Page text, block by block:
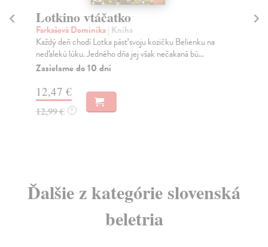
Lotkino vtáčatko
Farkašová Dominika| Kniha
Každý deň chodí Lotka pásť svoju kozičku Belienku na
neďalekú lúku. Jedného dňa jej však nečakaná bú...
Zasielame do 10 dní
12,47 €
12,99 € ?
Ďalšie z kategórie slovenská
beletria